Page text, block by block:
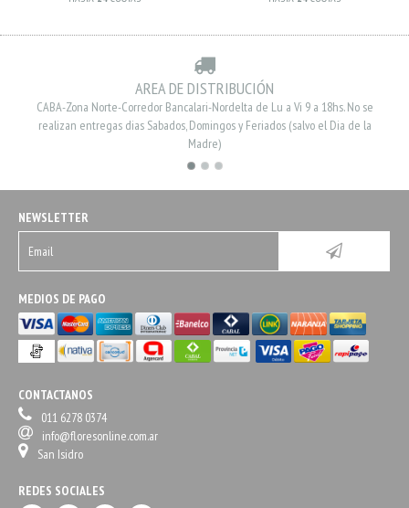
AREA DE DISTRIBUCIÓN
CABA-Zona Norte-Corredor Bancalari-Nordelta de Lu a Vi 9 a 18hs. No se
realizan entregas dias Sabados, Domingos y Feriados (salvo el Dia de la
Madre)
NEWSLETTER
MEDIOS DE PAGO
CONTACTANOS
011 6278 0374
info@floresonline.com.ar
San Isidro
REDES SOCIALES